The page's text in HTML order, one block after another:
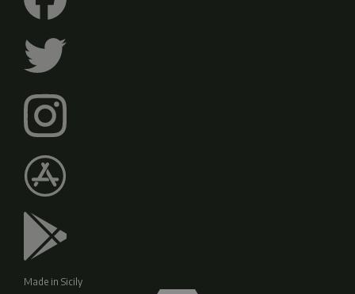
Made in Sicily